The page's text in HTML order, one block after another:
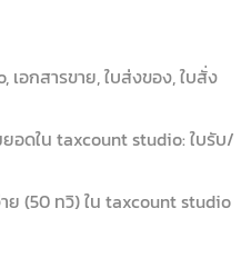
, เอกสารขาย,ใบส่งของ,ใบสั่ง
ยอดใน taxcount studio: ใบรับ/
(50 ทวิ) ใน taxcount studio